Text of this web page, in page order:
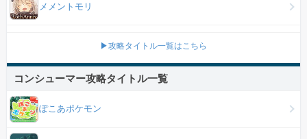
メメントモリ
▶攻略タイトル一覧はこちら
コンシューマー攻略タイトル一覧
ぽこあポケモン